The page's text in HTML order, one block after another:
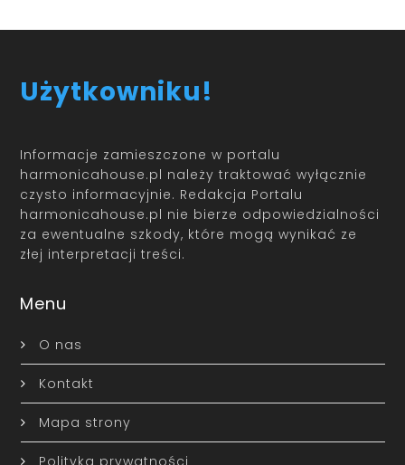
Użytkowniku!
Informacje zamieszczone w portalu
harmonicahouse.pl należy traktować wyłącznie
czysto informacyjnie. Redakcja Portalu
harmonicahouse.pl nie bierze odpowiedzialności
za ewentualne szkody, które mogą wynikać ze
złej interpretacji treści.
Menu
O nas
Kontakt
Mapa strony
Polityka prywatności